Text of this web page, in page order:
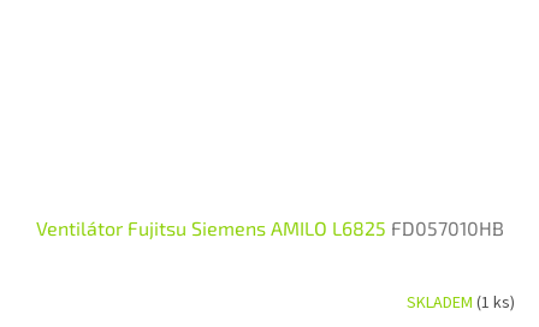
Ventilátor Fujitsu Siemens AMILO L6825 FD057010HB
SKLADEM (1 ks)